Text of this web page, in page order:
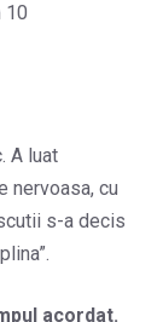
10
A luat
nervoasa, cu
s-a decis
acordat.